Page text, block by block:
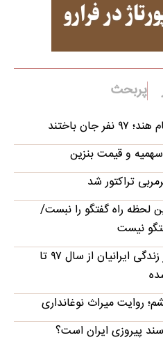
پربحث
باختند
و قیمت بنزین
تراکتور شد
لحظه راه گفتگو را نبست/
نیست
روایت آماری مسعود نیلی از زندگی ایرانیان از سال ۹۷ تا
روایت میراث نوغانداری
سند پیروزی ایران است؟